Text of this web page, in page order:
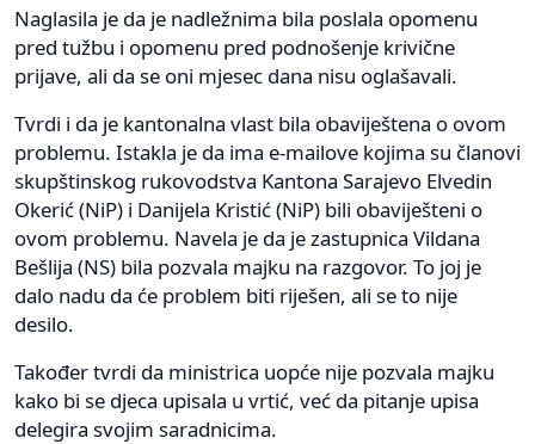
Naglasila je da je nadležnima bila poslala opomenu
pred tužbu i opomenu pred podnošenje krivične
prijave, ali da se oni mjesec dana nisu oglašavali.
Tvrdi i da je kantonalna vlast bila obaviještena o ovom
problemu. Istakla je da ima e-mailove kojima su članovi
skupštinskog rukovodstva Kantona Sarajevo Elvedin
Okerić (NiP) i Danijela Kristić (NiP) bili obaviješteni o
ovom problemu. Navela je da je zastupnica Vildana
Bešlija (NS) bila pozvala majku na razgovor. To joj je
dalo nadu da će problem biti riješen, ali se to nije
desilo.
Također tvrdi da ministrica uopće nije pozvala majku
kako bi se djeca upisala u vrtić, već da pitanje upisa
delegira svojim saradnicima.